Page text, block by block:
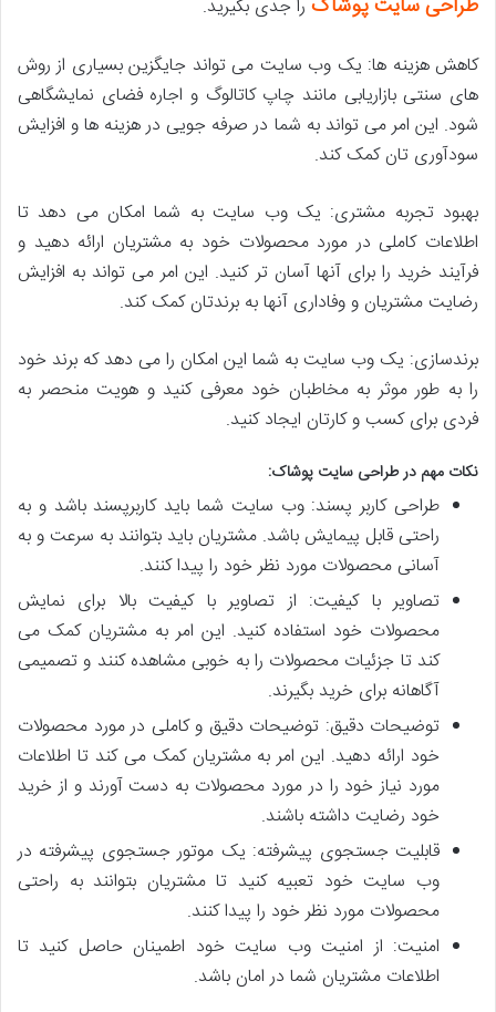
را جدی بگیرید.
کاهش هزینه ها: یک وب سایت می تواند جایگزین بسیاری از روش
های سنتی بازاریابی مانند چاپ کاتالوگ و اجاره فضای نمایشگاهی
شود. این امر می تواند به شما در صرفه جویی در هزینه ها و افزایش
سودآوری تان کمک کند.
بهبود تجربه مشتری: یک وب سایت به شما امکان می دهد تا
اطلاعات کاملی در مورد محصولات خود به مشتریان ارائه دهید و
فرآیند خرید را برای آنها آسان تر کنید. این امر می تواند به افزایش
رضایت مشتریان و وفاداری آنها به برندتان کمک کند.
برندسازی: یک وب سایت به شما این امکان را می دهد که برند خود
را به طور موثر به مخاطبان خود معرفی کنید و هویت منحصر به
فردی برای کسب و کارتان ایجاد کنید.
نکات مهم در طراحی سایت پوشاک:
طراحی کاربر پسند: وب سایت شما باید کاربرپسند باشد و به
راحتی قابل پیمایش باشد. مشتریان باید بتوانند به سرعت و به
آسانی محصولات مورد نظر خود را پیدا کنند.
تصاویر با کیفیت: از تصاویر با کیفیت بالا برای نمایش
محصولات خود استفاده کنید. این امر به مشتریان کمک می
کند تا جزئیات محصولات را به خوبی مشاهده کنند و تصمیمی
آگاهانه برای خرید بگیرند.
توضیحات دقیق: توضیحات دقیق و کاملی در مورد محصولات
خود ارائه دهید. این امر به مشتریان کمک می کند تا اطلاعات
مورد نیاز خود را در مورد محصولات به دست آورند و از خرید
خود رضایت داشته باشند.
قابلیت جستجوی پیشرفته: یک موتور جستجوی پیشرفته در
وب سایت خود تعبیه کنید تا مشتریان بتوانند به راحتی
محصولات مورد نظر خود را پیدا کنند.
امنیت: از امنیت وب سایت خود اطمینان حاصل کنید تا
اطلاعات مشتریان شما در امان باشد.